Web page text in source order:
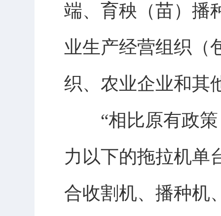
端、育秧（苗）播
业生产经营组织（
织、农业企业和其
“相比原有政策
力以下的拖拉机单
合收割机、播种机